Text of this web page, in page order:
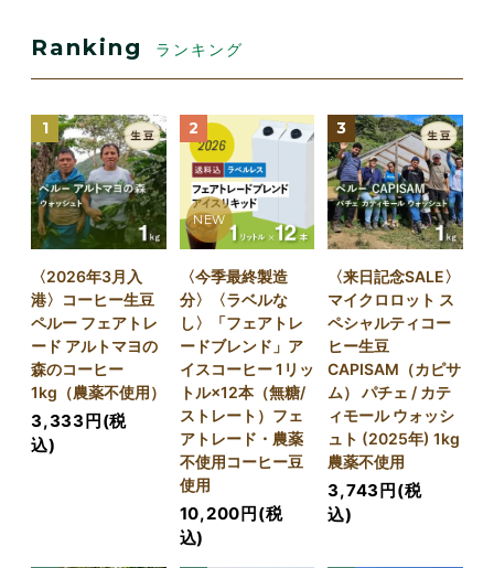
Ranking ランキング
1
〈2026年3月入
港〉コーヒー生豆
ペルー フェアトレ
ード アルトマヨの
森のコーヒー
1kg（農薬不使用）
3,333円(税
込)
2
NEW
〈今季最終製造
分〉〈ラベルな
し〉「フェアトレ
ードブレンド」ア
イスコーヒー 1リッ
トル×12本（無糖/
ストレート）フェ
アトレード・農薬
不使用コーヒー豆
使用
10,200円(税
込)
3
〈来日記念SALE〉
マイクロロット ス
ペシャルティコー
ヒー生豆
CAPISAM（カピサ
ム） パチェ / カテ
ィモール ウォッシ
ュト (2025年) 1kg
農薬不使用
3,743円(税
込)